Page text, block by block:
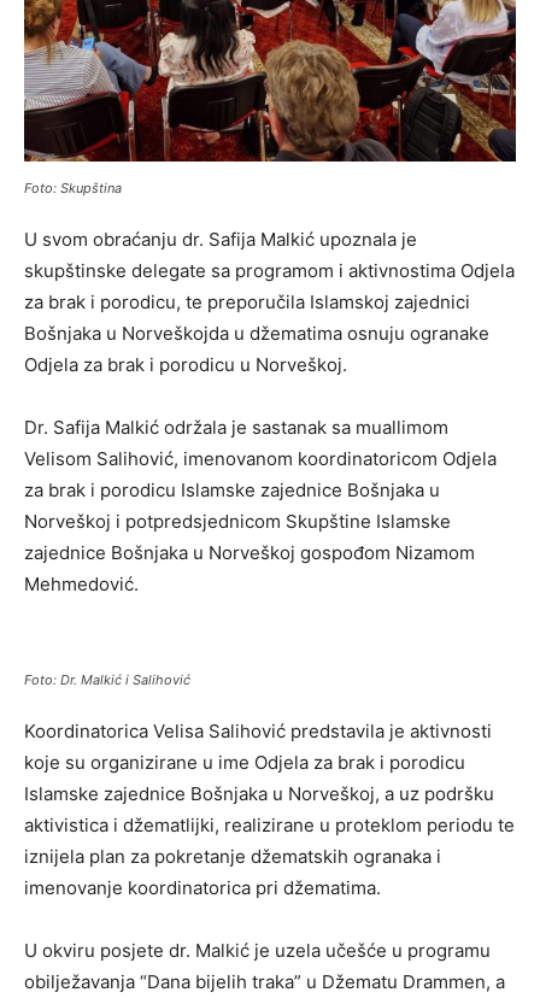
Foto: Skupština
U svom obraćanju dr. Safija Malkić upoznala je
skupštinske delegate sa programom i aktivnostima Odjela
za brak i porodicu, te preporučila Islamskoj zajednici
Bošnjaka u Norveškojda u džematima osnuju ogranake
Odjela za brak i porodicu u Norveškoj.
Dr. Safija Malkić održala je sastanak sa muallimom
Velisom Salihović, imenovanom koordinatoricom Odjela
za brak i porodicu Islamske zajednice Bošnjaka u
Norveškoj i potpredsjednicom Skupštine Islamske
zajednice Bošnjaka u Norveškoj gospođom Nizamom
Mehmedović.
Foto: Dr. Malkić i Salihović
Koordinatorica Velisa Salihović predstavila je aktivnosti
koje su organizirane u ime Odjela za brak i porodicu
Islamske zajednice Bošnjaka u Norveškoj, a uz podršku
aktivistica i džematlijki, realizirane u proteklom periodu te
iznijela plan za pokretanje džematskih ogranaka i
imenovanje koordinatorica pri džematima.
U okviru posjete dr. Malkić je uzela učešće u programu
obilježavanja “Dana bijelih traka” u Džematu Drammen, a